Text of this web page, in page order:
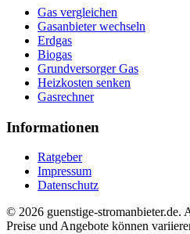
Gas vergleichen
Gasanbieter wechseln
Erdgas
Biogas
Grundversorger Gas
Heizkosten senken
Gasrechner
Informationen
Ratgeber
Impressum
Datenschutz
© 2026 guenstige-stromanbieter.de.
Preise und Angebote können